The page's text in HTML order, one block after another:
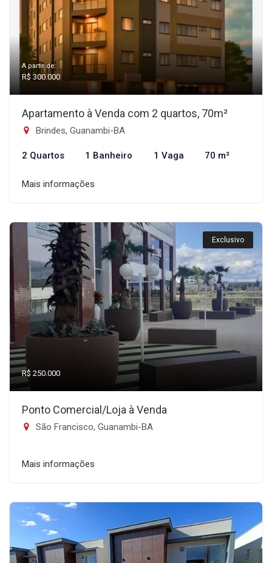
A partir de:
R$ 300.000
Apartamento à Venda com 2 quartos, 70m²
Brindes, Guanambi-BA
2 Quartos 1 Banheiro 1 Vaga 70 m²
Mais informações
Exclusivo
R$ 250.000
Ponto Comercial/Loja à Venda
São Francisco, Guanambi-BA
Mais informações